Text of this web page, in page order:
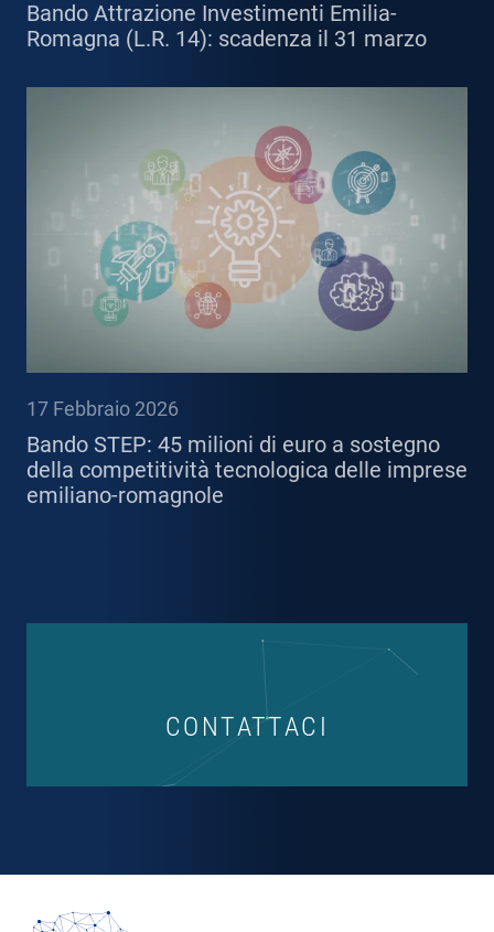
Bando Attrazione Investimenti Emilia-
Romagna (L.R. 14): scadenza il 31 marzo
17 Febbraio 2026
Bando STEP: 45 milioni di euro a sostegno
della competitività tecnologica delle imprese
emiliano-romagnole
CONTATTACI